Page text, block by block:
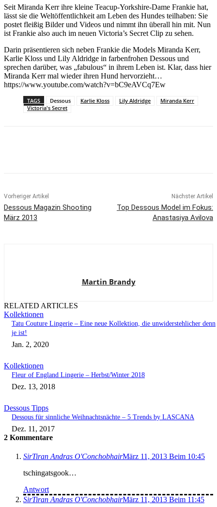
Seit Miranda Kerr ihre kleine Teacup-Yorkshire-Dame Frankie hat,
lässt sie die Weltöffentlichkeit am Leben des Hundes teilhaben: Sie
postet fleißig Bilder und Videos und nimmt ihn überall hin mit. Nun
ist Frankie also auch im neuen Victoria’s Secret Clip zu sehen.
Darin präsentieren sich neben Frankie die Models Miranda Kerr,
Karlie Kloss und Lily Aldridge in farbenfrohen Dessous und
sprechen darüber, was „fabulous“ in ihrem Leben ist. Klar, dass hier
Miranda Kerr mal wieder ihren Hund hervorzieht…
https://www.youtube.com/watch?v=bC9eAVCq7Ew
TAGS Dessous Karlie Kloss Lily Aldridge
Miranda Kerr
Victoria's Secret
Vorheriger Artikel
Dessous Magazin Shooting
März 2013
Nächster Artikel
Top Dessous Model im Fokus:
Anastasiya Avilova
Martin Brandy
RELATED ARTICLES
Kollektionen
Tatu Couture Lingerie – Eine neue Kollektion, die unwiderstehlicher denn
je ist!
Jan. 2, 2020
Kollektionen
Fleur of England Lingerie – Herbst/Winter 2018
Dez. 13, 2018
Dessous Tipps
Dessous für sinnliche Weihnachtsnächte – 5 Trends by LASCANA
Dez. 11, 2017
2 Kommentare
SirTiran Andras O'ConchobhairMärz 11, 2013 Beim 10:45
tschingatsgook…
Antwort
SirTiran Andras O'ConchobhairMärz 11, 2013 Beim 11:45